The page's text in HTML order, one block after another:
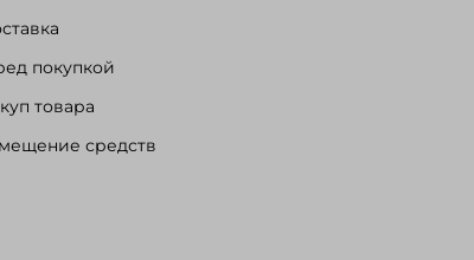
покупкой
товара
средств